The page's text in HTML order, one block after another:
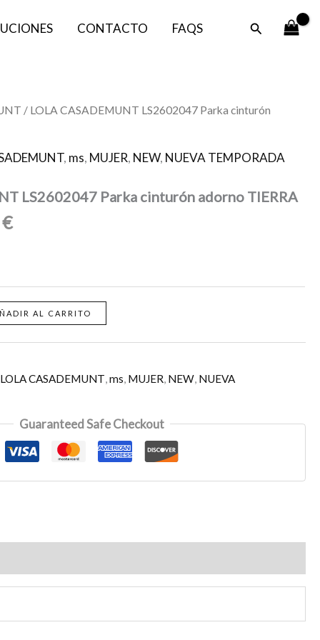
CONTACTO FAQS Buscar
/ LOLA CASADEMUNT LS2602047 Parka cinturón
, ms, MUJER, NEW, NUEVA TEMPORADA
LS2602047 Parka cinturón adorno TIERRA
€.
€
El
actual
es:
89,50 €.
AL CARRITO
LOLA CASADEMUNT,ms, MUJER, NEW, NUEVA
Guaranteed Safe Checkout
179,00 €.
89,50 €.